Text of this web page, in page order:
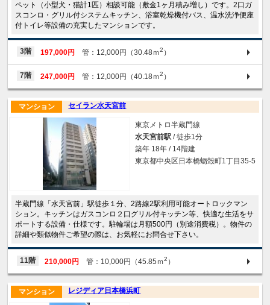
ペット（小型犬・猫計1匹）相談可能（敷金1ヶ月積み増し）です。2口ガ
スコンロ・グリル付システムキッチン、浴室乾燥機付バス、温水洗浄便座
付トイレ等設備の充実したマンションです。
3階 197,000円 管：12,000円（30.48ｍ2 ）
7階 247,000円 管：12,000円（40.18ｍ2 ）
セイラン水天宮前
マンション
東京メトロ半蔵門線
水天宮前駅 / 徒歩1分
築年 18年 / 14階建
東京都中央区日本橋蛎殻町1丁目35-5
半蔵門線「水天宮前」駅徒歩１分、2路線2駅利用可能オートロックマン
ション。キッチンはガスコンロ２口グリル付キッチン等、快適な生活をサ
ポートする設備・仕様です。駐輪場は月額500円（別途消費税）。物件の
詳細や類似物件ご希望の際は、お気軽にお問合せ下さい。
11階 210,000円 管：10,000円（45.85ｍ2 ）
レジディア日本橋浜町
マンション